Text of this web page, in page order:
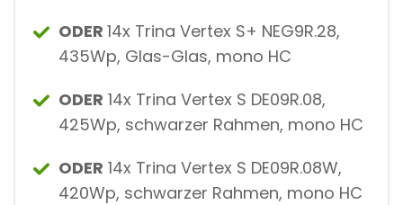
ODER 14x Trina Vertex S+ NEG9R.28,
435Wp, Glas-Glas, mono HC
ODER 14x Trina Vertex S DE09R.08,
425Wp, schwarzer Rahmen, mono HC
ODER 14x Trina Vertex S DE09R.08W,
420Wp, schwarzer Rahmen, mono HC